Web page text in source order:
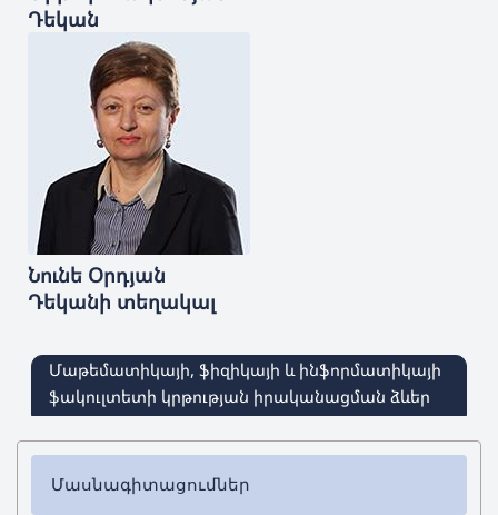
Դեկան
Նունե Օրդյան
Դեկանի տեղակալ
Մաթեմատիկայի, ֆիզիկայի և ինֆորմատիկայի
ֆակուլտետի կրթության իրականացման ձևեր
Մասնագիտացումներ